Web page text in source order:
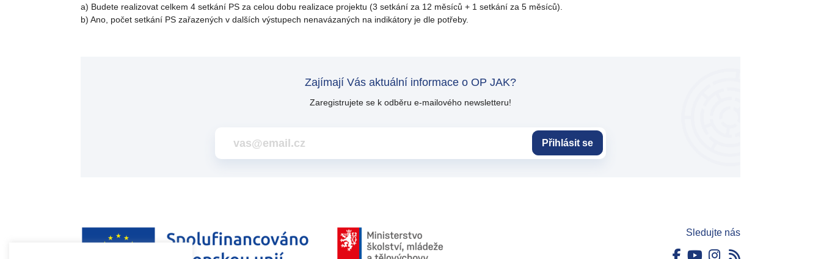
a) Budete realizovat celkem 4 setkání PS za celou dobu realizace projektu (3 setkání za 12 měsíců + 1 setkání za 5 měsíců).
b) Ano, počet setkání PS zařazených v dalších výstupech nenavázaných na indikátory je dle potřeby.
Zajímají Vás aktuální informace o OP JAK?
Zaregistrujete se k odběru e-mailového newsletteru!
Přihlásit se
Sledujte nás